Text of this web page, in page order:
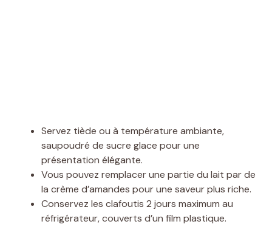
Servez tiède ou à température ambiante,
saupoudré de sucre glace pour une
présentation élégante.
Vous pouvez remplacer une partie du lait par de
la crème d’amandes pour une saveur plus riche.
Conservez les clafoutis 2 jours maximum au
réfrigérateur, couverts d’un film plastique.